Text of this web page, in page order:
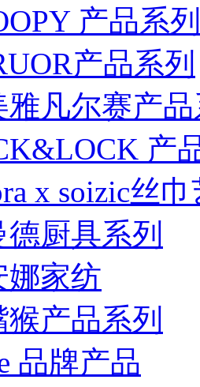
产品系列
产品系列
雅凡尔赛产
产
x soizic丝
厨具系列
娜家纺
猴产品系列
品牌产品